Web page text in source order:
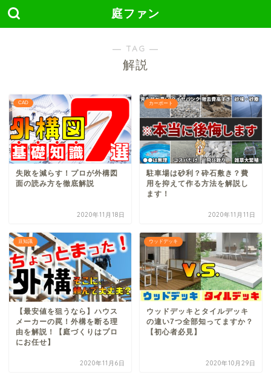
庭ファン
― TAG ―
解説
CAD
失敗を減らす！プロが外構図
面の読み方を徹底解説
2020年11月18日
カーポート
駐車場は砂利？砕石敷き？費
用を抑えて作る方法を解説し
ます！
2020年11月11日
豆知識
【最安値を狙うなら】ハウス
メーカーの罠！外構を断る理
由を解説！【庭づくりはプロ
にお任せ】
2020年11月6日
ウッドデッキ
ウッドデッキとタイルデッキ
の違い7つ全部知ってますか？
【初心者必見】
2020年10月29日